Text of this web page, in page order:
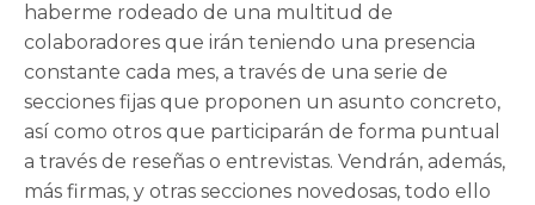
haberme rodeado de una multitud de
colaboradores que irán teniendo una presencia
constante cada mes, a través de una serie de
secciones fijas que proponen un asunto concreto,
así como otros que participarán de forma puntual
a través de reseñas o entrevistas. Vendrán, además,
más firmas, y otras secciones novedosas, todo ello